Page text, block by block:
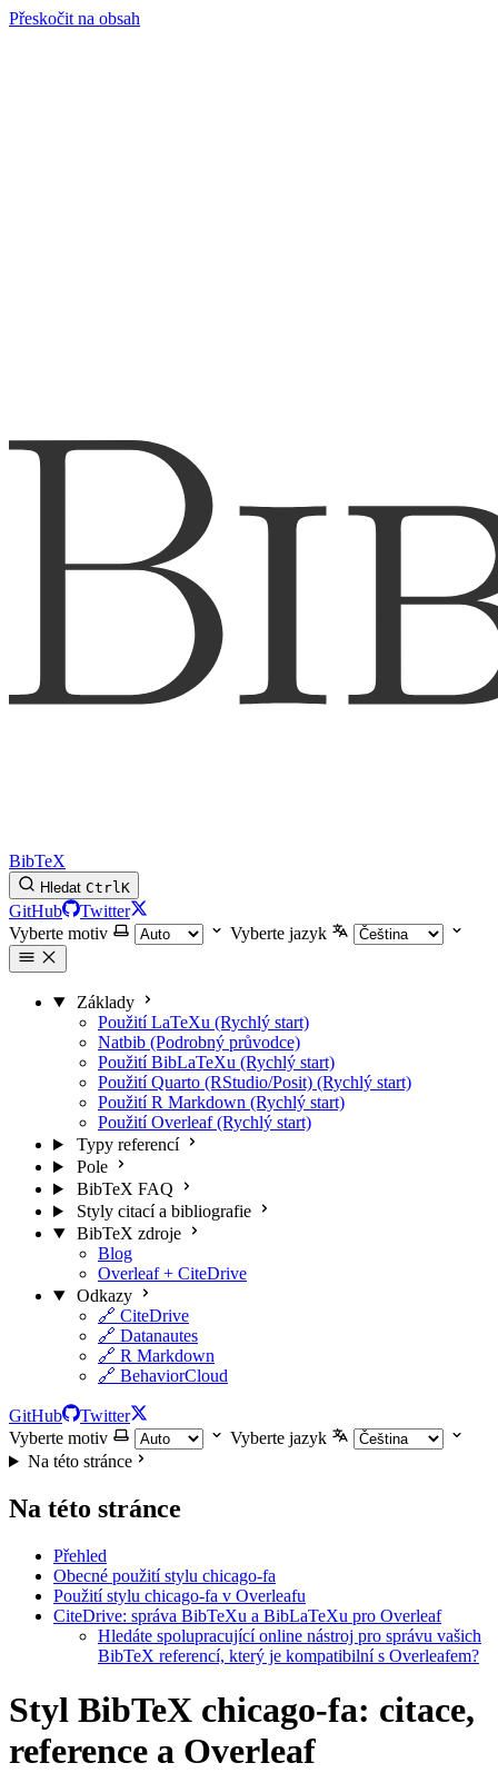
Přeskočit na obsah
BibTeX
Hledat CtrlK
GitHub
Twitter
Vyberte motiv
Vyberte jazyk
Základy
Použití LaTeXu (Rychlý start)
Natbib (Podrobný průvodce)
Použití BibLaTeXu (Rychlý start)
Použití Quarto (RStudio/Posit) (Rychlý start)
Použití R Markdown (Rychlý start)
Použití Overleaf (Rychlý start)
Typy referencí
Pole
BibTeX FAQ
Styly citací a bibliografie
BibTeX zdroje
Blog
Overleaf + CiteDrive
Odkazy
🔗 CiteDrive
🔗 Datanautes
🔗 R Markdown
🔗 BehaviorCloud
GitHub
Twitter
Vyberte motiv
Vyberte jazyk
Na této stránce
Na této stránce
Přehled
Obecné použití stylu chicago-fa
Použití stylu chicago-fa v Overleafu
CiteDrive: správa BibTeXu a BibLaTeXu pro Overleaf
Hledáte spolupracující online nástroj pro správu vašich
BibTeX referencí, který je kompatibilní s Overleafem?
Styl BibTeX chicago-fa: citace,
reference a Overleaf